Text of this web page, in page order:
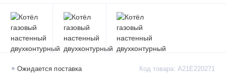
Ожидается поставка Код товара: A21E220271